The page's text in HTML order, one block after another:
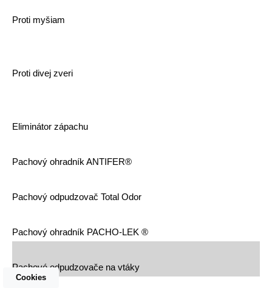
Proti myšiam
Proti divej zveri
Eliminátor zápachu
Pachový ohradník ANTIFER®
Pachový odpudzovač Total Odor
Pachový ohradník PACHO-LEK ®
Pachové odpudzovače na vtáky
Cookies